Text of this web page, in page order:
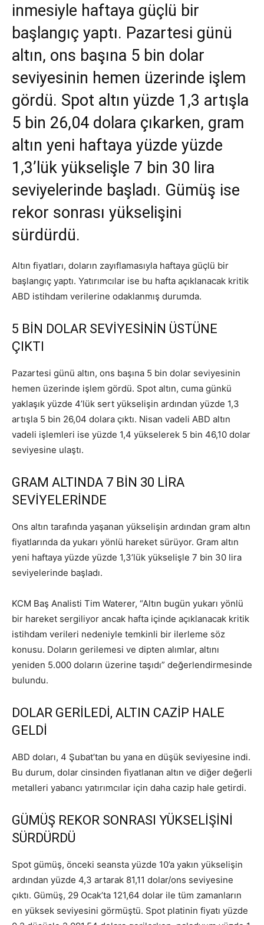
inmesiyle haftaya güçlü bir
başlangıç yaptı. Pazartesi günü
altın, ons başına 5 bin dolar
seviyesinin hemen üzerinde işlem
gördü. Spot altın yüzde 1,3 artışla
5 bin 26,04 dolara çıkarken, gram
altın yeni haftaya yüzde yüzde
1,3’lük yükselişle 7 bin 30 lira
seviyelerinde başladı. Gümüş ise
rekor sonrası yükselişini
sürdürdü.
Altın fiyatları, doların zayıflamasıyla haftaya güçlü bir
başlangıç yaptı. Yatırımcılar ise bu hafta açıklanacak kritik
ABD istihdam verilerine odaklanmış durumda.
5 BİN DOLAR SEVİYESİNİN ÜSTÜNE
ÇIKTI
Pazartesi günü altın, ons başına 5 bin dolar seviyesinin
hemen üzerinde işlem gördü. Spot altın, cuma günkü
yaklaşık yüzde 4’lük sert yükselişin ardından yüzde 1,3
artışla 5 bin 26,04 dolara çıktı. Nisan vadeli ABD altın
vadeli işlemleri ise yüzde 1,4 yükselerek 5 bin 46,10 dolar
seviyesine ulaştı.
GRAM ALTINDA 7 BİN 30 LİRA
SEVİYELERİNDE
Ons altın tarafında yaşanan yükselişin ardından gram altın
fiyatlarında da yukarı yönlü hareket sürüyor. Gram altın
yeni haftaya yüzde yüzde 1,3’lük yükselişle 7 bin 30 lira
seviyelerinde başladı.
KCM Baş Analisti Tim Waterer, “Altın bugün yukarı yönlü
bir hareket sergiliyor ancak hafta içinde açıklanacak kritik
istihdam verileri nedeniyle temkinli bir ilerleme söz
konusu. Doların gerilemesi ve dipten alımlar, altını
yeniden 5.000 doların üzerine taşıdı” değerlendirmesinde
bulundu.
DOLAR GERİLEDİ, ALTIN CAZİP HALE
GELDİ
ABD doları, 4 Şubat’tan bu yana en düşük seviyesine indi.
Bu durum, dolar cinsinden fiyatlanan altın ve diğer değerli
metalleri yabancı yatırımcılar için daha cazip hale getirdi.
GÜMÜŞ REKOR SONRASI YÜKSELİŞİNİ
SÜRDÜRDÜ
Spot gümüş, önceki seansta yüzde 10’a yakın yükselişin
ardından yüzde 4,3 artarak 81,11 dolar/ons seviyesine
çıktı. Gümüş, 29 Ocak’ta 121,64 dolar ile tüm zamanların
en yüksek seviyesini görmüştü. Spot platinin fiyatı yüzde